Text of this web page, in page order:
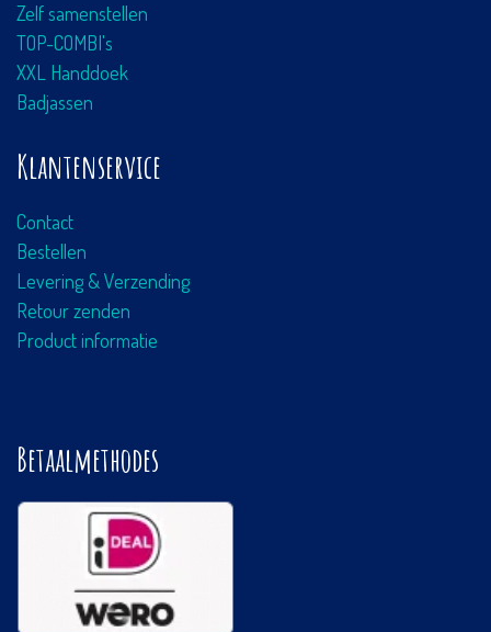
Zelf samenstellen
TOP-COMBI's
XXL Handdoek
Badjassen
Klantenservice
Contact
Bestellen
Levering & Verzending
Retour zenden
Product informatie
Betaalmethodes